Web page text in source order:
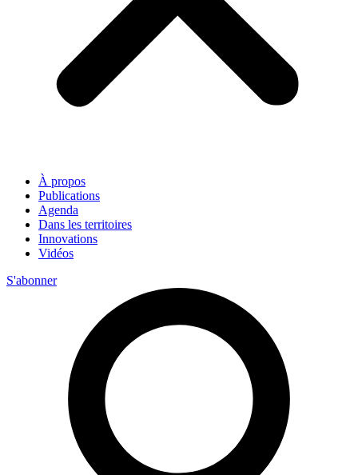
À propos
Publications
Agenda
Dans les territoires
Innovations
Vidéos
S'abonner